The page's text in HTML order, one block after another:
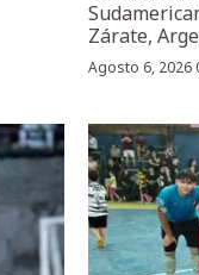
Zárate,
Agosto 6, 2026